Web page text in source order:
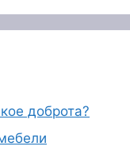
доброта?